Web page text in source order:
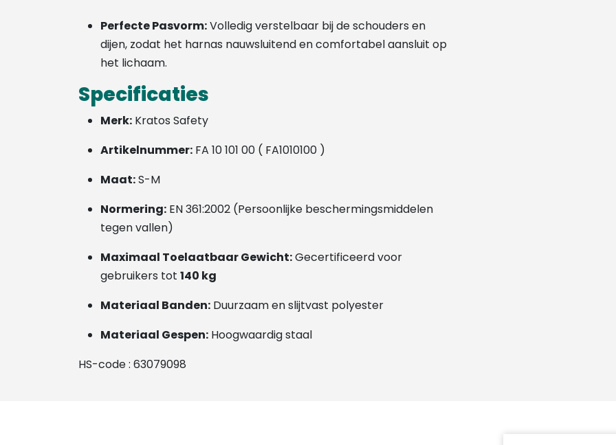
Perfecte Pasvorm:Volledig verstelbaar bij de schouders en
dijen, zodat het harnas nauwsluitend en comfortabel aansluit op
het lichaam.
Specificaties
Merk: Kratos Safety
Artikelnummer: FA 10 101 00 ( FA1010100 )
Maat:S-M
Normering: EN 361:2002 (Persoonlijke beschermingsmiddelen
tegen vallen)
Maximaal Toelaatbaar Gewicht:Gecertificeerd voor
gebruikers tot 140 kg
Materiaal Banden: Duurzaam en slijtvast polyester
Materiaal Gespen: Hoogwaardig staal
HS-code : 63079098